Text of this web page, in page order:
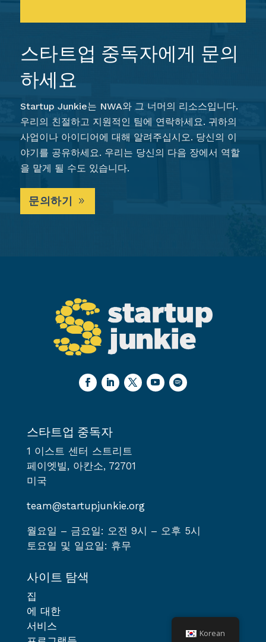
스타트업 중독자에게 문의
하세요
Startup Junkie는 NWA와 그 너머의 리소스입니다.
우리의 친절하고 지원적인 팀에 연락하세요. 귀하의
사업이나 아이디어에 대해 알려주십시오. 당신의 이
야기를 공유하세요. 우리는 당신의 다음 장에서 역할
을 맡게 될 수도 있습니다.
문의하기
스타트업 중독자
1 이스트 센터 스트리트
페이엣빌, 아칸소, 72701
미국
team@startupjunkie.org
월요일 – 금요일: 오전 9시 – 오후 5시
토요일 및 일요일: 휴무
사이트 탐색
집
에 대한
서비스
Korean